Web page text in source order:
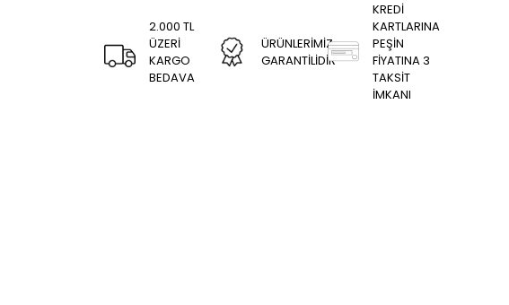
2.000 TL
ÜZERİ
KARGO
BEDAVA
ÜRÜNLERİMİZ
GARANTİLİDİR
KREDİ
KARTLARINA
PEŞİN
FİYATINA 3
TAKSİT
İMKANI